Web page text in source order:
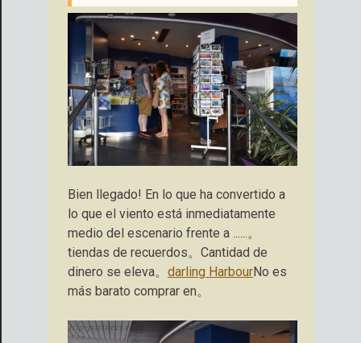
Bien llegado! En lo que ha convertido a
lo que el viento está inmediatamente
medio del escenario frente a ......。
tiendas de recuerdos。Cantidad de
dinero se eleva。 darling HarbourNo es
más barato comprar en。